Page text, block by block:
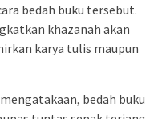
bedah buku tersebut.
khazanah akan
karya tulis maupun
bedah buku